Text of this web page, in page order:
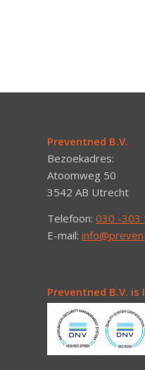
Preventned B.V.
Bezoekadres:
Atoomweg 50
3542 AB Utrecht
Telefoon: 030 -303
E-mail:
Preventned B.V.